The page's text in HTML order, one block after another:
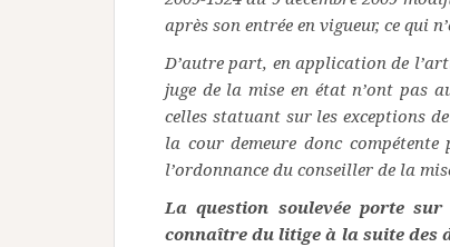
après son entrée en vigueur, ce qui
D’autre part, en application de
juge de la mise en état n’ont pas
celles statuant sur les exceptions
la cour demeure donc
l’ordonnance du conseiller de la
La question soulevée porte
connaître du litige à la suite des